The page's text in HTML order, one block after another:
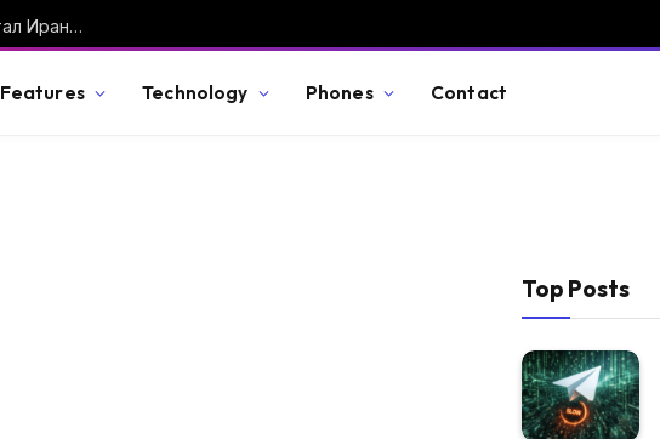
«Исламская Республика Япония»: как Трамп перепутал Иран с Японией и почему президенты постоянно оговариваются
Features Technology Phones Contact
Top Posts